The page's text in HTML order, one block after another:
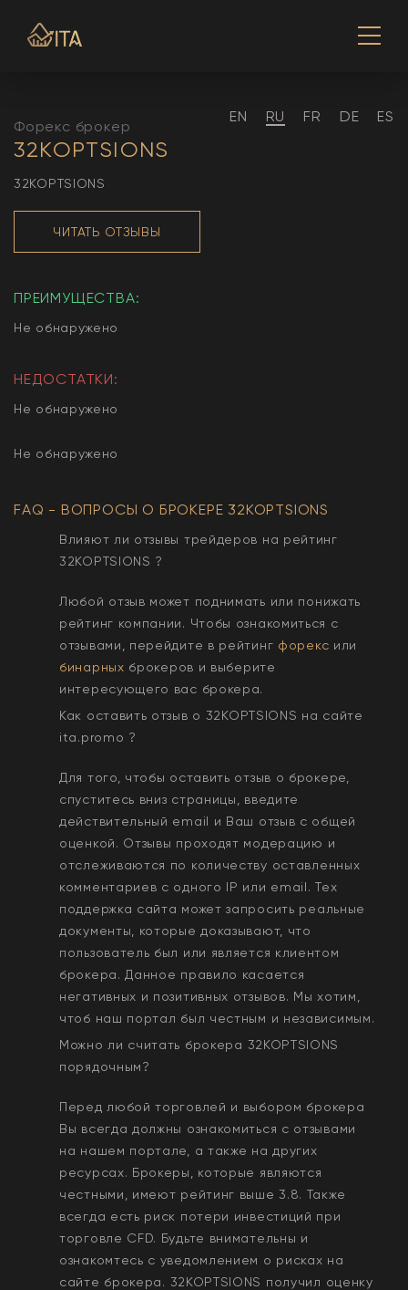
EN RU FR DE ES
Форекс брокер
32KOPTSIONS
32KOPTSIONS
ЧИТАТЬ ОТЗЫВЫ
ПРЕИМУЩЕСТВА:
Не обнаружено
НЕДОСТАТКИ:
Не обнаружено
Не обнаружено
FAQ - ВОПРОСЫ О БРОКЕРЕ 32KOPTSIONS
Влияют ли отзывы трейдеров на рейтинг
32KOPTSIONS ?
Любой отзыв может поднимать или понижать
рейтинг компании. Чтобы ознакомиться с
отзывами, перейдите в рейтинг форекс или
бинарных брокеров и выберите
интересующего вас брокера.
Как оставить отзыв о 32KOPTSIONS на сайте
ita.promo ?
Для того, чтобы оставить отзыв о брокере,
спуститесь вниз страницы, введите
действительный email и Ваш отзыв с общей
оценкой. Отзывы проходят модерацию и
отслеживаются по количеству оставленных
комментариев с одного IP или email. Тех
поддержка сайта может запросить реальные
документы, которые доказывают, что
пользователь был или является клиентом
брокера. Данное правило касается
негативных и позитивных отзывов. Мы хотим,
чтоб наш портал был честным и независимым.
Можно ли считать брокера 32KOPTSIONS
порядочным?
Перед любой торговлей и выбором брокера
Вы всегда должны ознакомиться с отзывами
на нашем портале, а также на других
ресурсах. Брокеры, которые являются
честными, имеют рейтинг выше 3.8. Также
всегда еcть риск потери инвестиций при
торговле CFD. Будьте внимательны и
ознакомтесь с уведомлением о рисках на
сайте брокера. 32KOPTSIONS получил оценку